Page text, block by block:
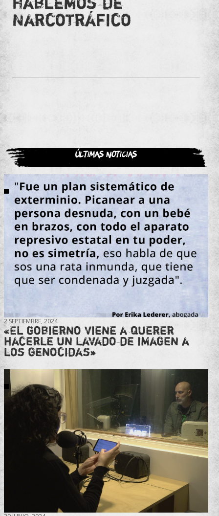
Narcotráfico
Últimas noticias
2 SEPTIEMBRE, 2024
«El gobierno viene a querer
hacerle un lavado de imagen a
los genocidas»